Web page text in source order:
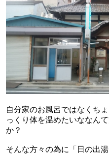
自分家のお風呂ではなくち
っくり体を温めたいななん
か？
そんな方々の為に「日の出